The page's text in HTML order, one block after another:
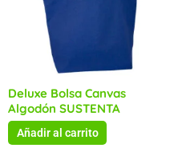
Deluxe Bolsa Canvas
Algodón SUSTENTA
Añadir al carrito